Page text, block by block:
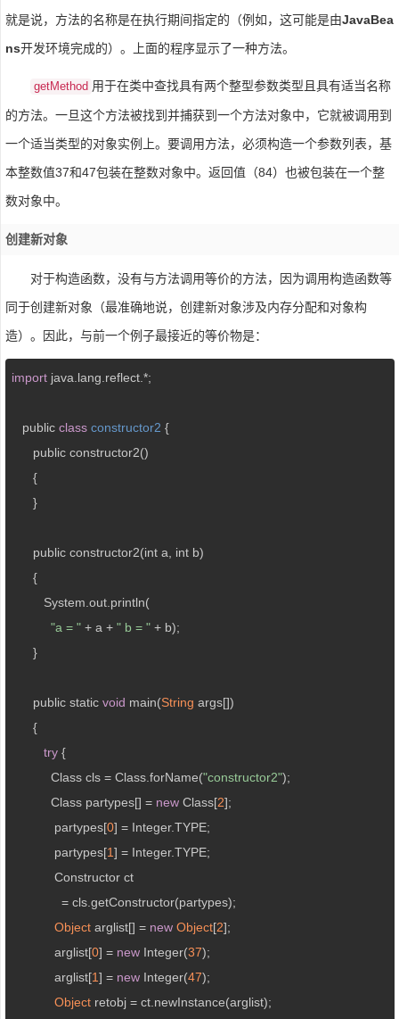
就是说，方法的名称是在执行期间指定的（例如，这可能是由JavaBea
ns开发环境完成的）。上面的程序显示了一种方法。
getMethod 用于在类中查找具有两个整型参数类型且具有适当名称
的方法。一旦这个方法被找到并捕获到一个方法对象中，它就被调用到
一个适当类型的对象实例上。要调用方法，必须构造一个参数列表，基
本整数值37和47包装在整数对象中。返回值（84）也被包装在一个整
数对象中。
创建新对象
对于构造函数，没有与方法调用等价的方法，因为调用构造函数等
同于创建新对象（最准确地说，创建新对象涉及内存分配和对象构
造）。因此，与前一个例子最接近的等价物是：
import java.lang.reflect.*;
   public
class constructor2 {
      public constructor2()
      {
      }
      public constructor2(int a, int b)
      {
         System.out.println(
"a = " + a + " b = " + b);
      }
      public static
void main(String args[])
      {
try {
           Class cls = Class.forName(
"constructor2");
           Class partypes[] =
new Class[2];
            partypes[
0] = Integer.TYPE;
            partypes[
1] = Integer.TYPE;
            Constructor ct
              = cls.getConstructor(partypes);
Object arglist[] = new Object[2];
            arglist[
0] = new Integer(37);
            arglist[
1] = new Integer(47);
Object retobj = ct.newInstance(arglist);